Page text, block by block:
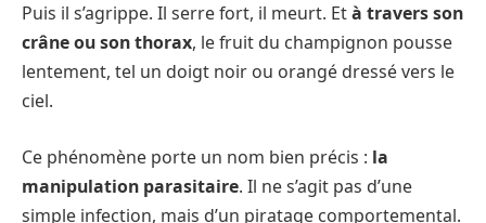
Puis il s’agrippe. Il serre fort, il meurt. Età travers son
crâne ou son thorax, le fruit du champignon pousse
lentement, tel un doigt noir ou orangé dressé vers le
ciel.
Ce phénomène porte un nom bien précis : la
manipulation parasitaire. Il ne s’agit pas d’une
simple infection, mais d’un piratage comportemental.